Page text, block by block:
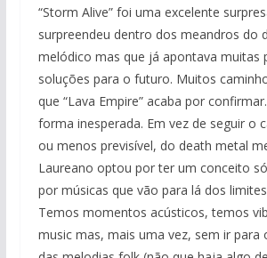
“Storm Alive” foi uma excelente
surpreendeu dentro dos meandros do
melódico mas que já apontava muitas
soluções para o futuro. Muitos
que “Lava Empire” acaba por
forma inesperada. Em vez de seguir o
ou menos previsível, do death metal
Laureano optou por ter um conceito
por músicas que vão para lá dos
Temos momentos acústicos, temos
music mas, mais uma vez, sem ir para